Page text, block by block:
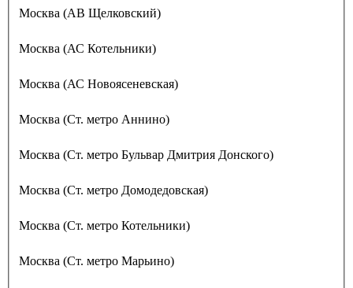
Москва (АВ Щелковский)
Москва (АС Котельники)
Москва (АС Новоясеневская)
Москва (Ст. метро Аннино)
Москва (Ст. метро Бульвар Дмитрия Донского)
Москва (Ст. метро Домодедовская)
Москва (Ст. метро Котельники)
Москва (Ст. метро Марьино)